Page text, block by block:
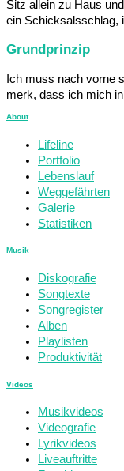
Sitz allein zu Haus
ein Schicksalsschlag,
Grundprinzip
Ich muss nach vorne
merk, dass ich mich
About
Lifeline
Portfolio
Lebenslauf
Weggefährten
Galerie
Statistiken
Musik
Diskografie
Songtexte
Songregister
Alben
Playlisten
Produktivität
Videos
Musikvideos
Videografie
Lyrikvideos
Liveauftritte